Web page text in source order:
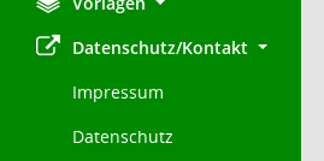
Datenschutz/Kontakt
Impressum
Datenschutz